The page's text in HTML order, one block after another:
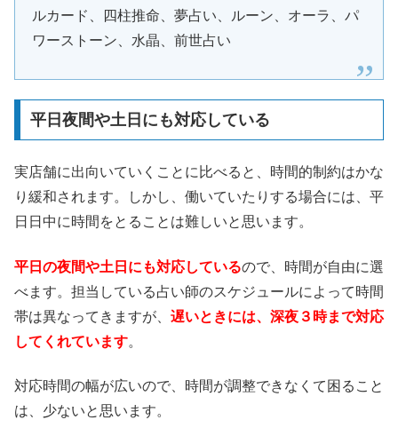
ルカード、四柱推命、夢占い、ルーン、オーラ、パ
ワーストーン、水晶、前世占い
平日夜間や土日にも対応している
実店舗に出向いていくことに比べると、時間的制約はかな
り緩和されます。しかし、働いていたりする場合には、平
日日中に時間をとることは難しいと思います。
平日の夜間や土日にも対応しているので、時間が自由に選
べます。担当している占い師のスケジュールによって時間
帯は異なってきますが、 遅いときには、深夜３時まで対応
してくれています。
対応時間の幅が広いので、時間が調整できなくて困ること
は、少ないと思います。